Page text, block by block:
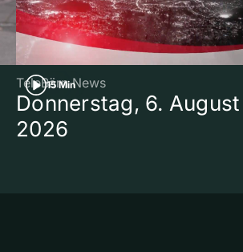
15 Min
TeleBärn News
Donnerstag, 6. August
2026